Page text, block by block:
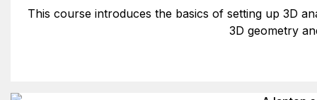
This course introduces the basics of setting up 3D
3D geometry